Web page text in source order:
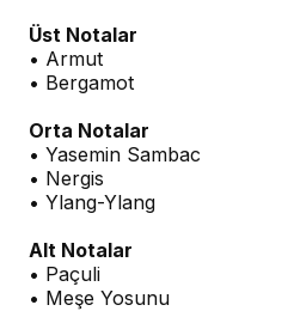
Üst Notalar
• Armut
• Bergamot
Orta Notalar
• Yasemin Sambac
• Nergis
• Ylang-Ylang
Alt Notalar
• Paçuli
• Meşe Yosunu